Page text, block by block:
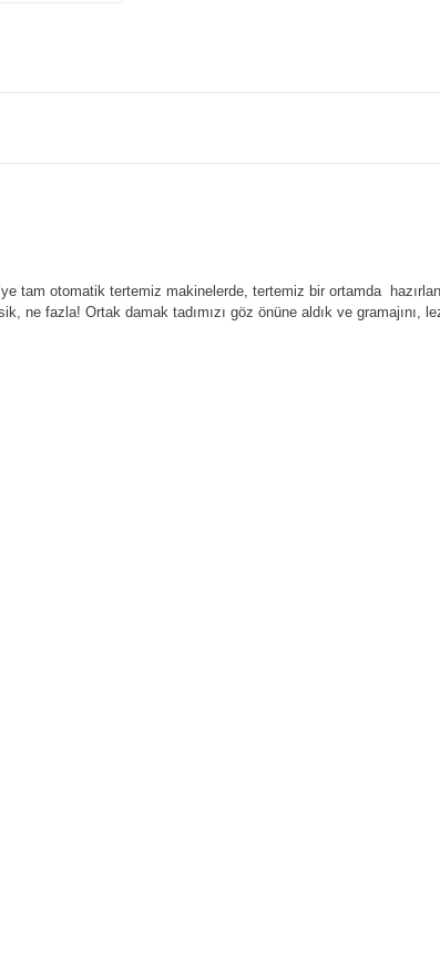
tam otomatik tertemiz makinelerde, tertemiz bir ortamda
fazla! Ortak damak tadımızı göz önüne aldık ve gramajını,